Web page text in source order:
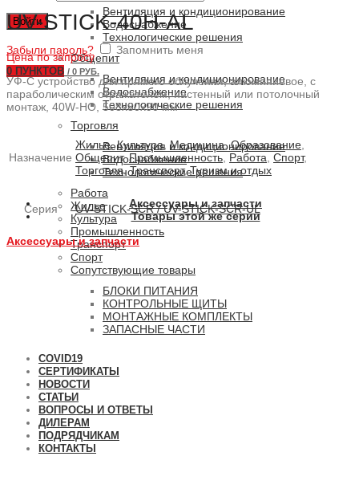
Войти
Забыли пароль? Запомнить меня
0 ПУНКТОВ / 0 РУБ.
Вентиляция и кондиционирование
Водоснабжение
Технологические решения
Общепит
Вентиляция и кондиционирование
Водоснабжение
Технологические решения
Торговля
Вентиляция и кондиционирование
Водоснабжение
Технологические решения
Работа
Жилье
Культура
Промышленность
Транспорт
Спорт
Сопутствующие товары
БЛОКИ ПИТАНИЯ
КОНТРОЛЬНЫЕ ЩИТЫ
МОНТАЖНЫЕ КОМПЛЕКТЫ
ЗАПАСНЫЕ ЧАСТИ
COVID19
СЕРТИФИКАТЫ
НОВОСТИ
СТАТЬИ
ВОПРОСЫ И ОТВЕТЫ
ДИЛЕРАМ
ПОДРЯДЧИКАМ
КОНТАКТЫ
UV-STICK-40H-AL
Цена по запросу
УФ-С устройство для прямого облучения, алюминиевое, с
параболическим отражателем, настенный или потолочный
монтаж, 40W-HO, 508x80x90 мм
Назначение
Жилье,Культура, Медицина,Образование
Общепит,Промышленность Работа Спорт,
Торговля,Транспорт,Туризм и отдых
Серия UV-STICK-SCR / UV-STICK-SCR-UL
Аксессуары и запчасти
Товары этой же серии
Аксессуары и запчасти